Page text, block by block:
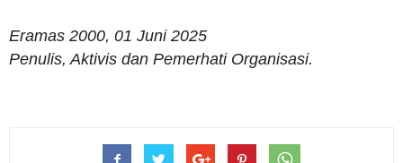
Eramas 2000, 01 Juni 2025
Penulis, Aktivis dan Pemerhati Organisasi.